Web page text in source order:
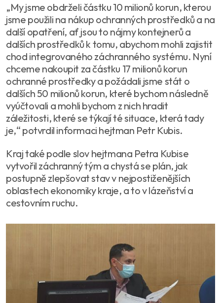
„My jsme obdrželi částku 10 milionů korun, kterou
jsme použili na nákup ochranných prostředků a na
další opatření, ať jsou to nájmy kontejnerů a
dalších prostředků k tomu, abychom mohli zajistit
chod integrovaného záchranného systému. Nyní
chceme nakoupit za částku 17 milionů korun
ochranné prostředky a požádali jsme stát o
dalších 50 milionů korun, které bychom následně
vyúčtovali a mohli bychom z nich hradit
záležitosti, které se týkají té situace, která tady
je,“ potvrdil informaci hejtman Petr Kubis.
Kraj také podle slov hejtmana Petra Kubise
vytvořil záchranný tým a chystá se plán, jak
postupně zlepšovat stav v nejpostiženějších
oblastech ekonomiky kraje, a to v lázeňství a
cestovním ruchu.